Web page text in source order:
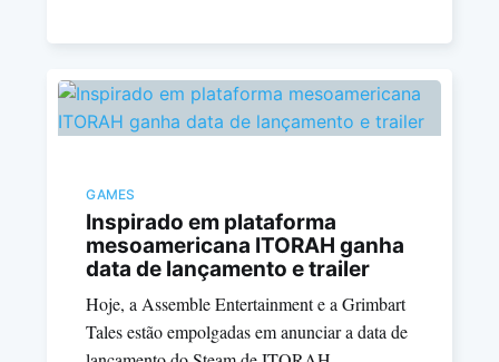
GAMES
Inspirado em plataforma
mesoamericana ITORAH ganha
data de lançamento e trailer
Hoje, a Assemble Entertainment e a Grimbart
Tales estão empolgadas em anunciar a data de